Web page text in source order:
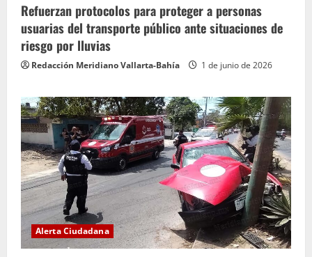
Refuerzan protocolos para proteger a personas
usuarias del transporte público ante situaciones de
riesgo por lluvias
Redacción Meridiano Vallarta-Bahía 1 de junio de 2026
Alerta Ciudadana